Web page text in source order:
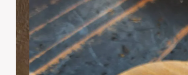
親カテゴリ
価格帯